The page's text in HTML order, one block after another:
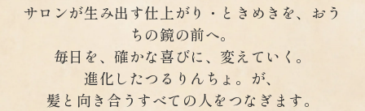
サロンが生み出す仕上がり・ときめきを、おう
ちの鏡の前へ。
毎日を、確かな喜びに、変えていく。
進化したつるりんちょ。が、
髪と向き合うすべての人をつなぎます。